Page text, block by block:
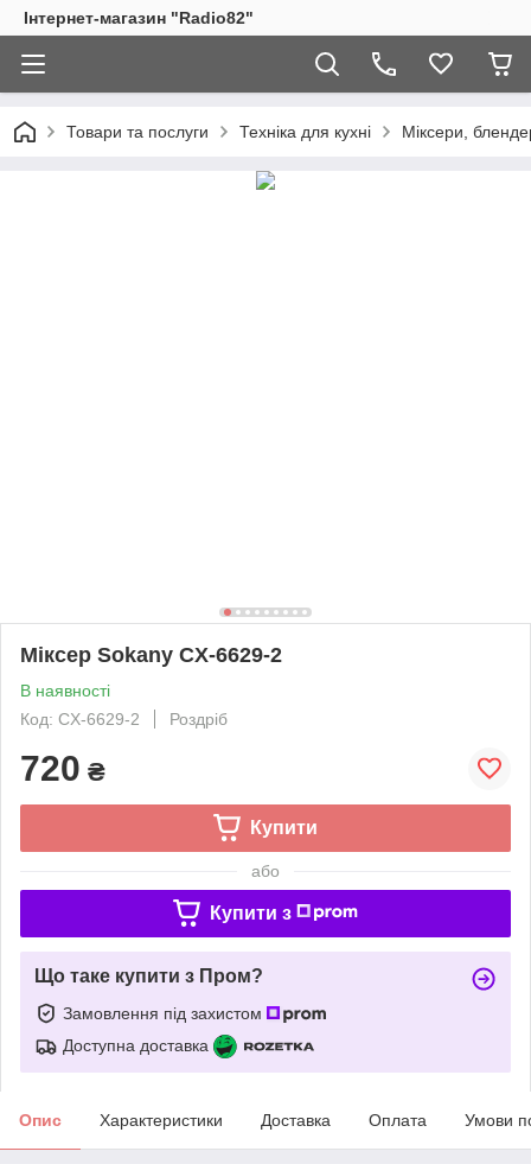
Інтернет-магазин "Radio82"
Товари та послуги Техніка для кухні Міксери,
Міксер Sokany CX-6629-2
В наявності
Код: CX-6629-2
Роздріб
720 ₴
Купити
або
Купити з
Що таке купити з Пром?
Замовлення під захистом
Доступна доставка
Опис Характеристики Доставка Оплата Умови